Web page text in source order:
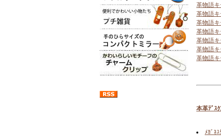
革物語
革物語
革物語
革物語
革物語
革物語
革物語
本革ﾃﾞｽｸ
ﾒｶﾞﾈｽ